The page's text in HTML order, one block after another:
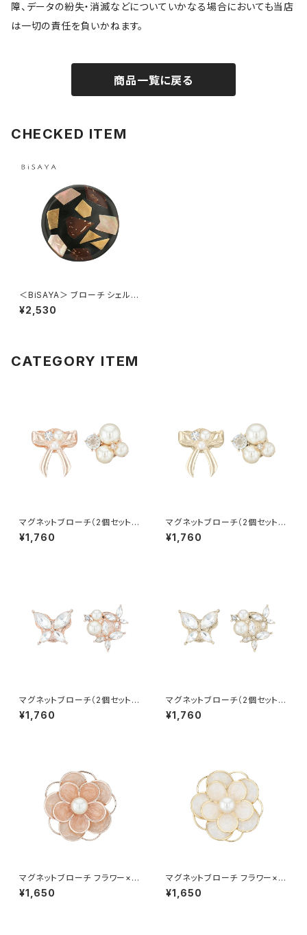
障、データの紛失・消滅などについていかなる場合においても当店
は一切の責任を負いかねます。
商品一覧に戻る
CHECKED ITEM
＜BiSAYA＞ ブローチ シェル×
丸型 BPB0003-BR（ブラウン）
¥2,530
CATEGORY ITEM
マグネットブローチ（2個セット）
リボン×パール APB0028-PG
（ピンクゴールド）
¥1,760
マグネットブローチ（2個セット）
リボン×パール APB0028-CP
（シャンパンゴールド）
¥1,760
マグネットブローチ（2個セット）
バタフライ APB0026-PG（ピン
クゴールド）
¥1,760
マグネットブローチ（2個セット）
バタフライ APB0026-CP（シャ
ンパンゴールド）
¥1,760
マグネットブローチ フラワー×パ
ール APB0030-PG（ピンクゴ
ールド）
¥1,650
マグネットブローチ フラワー×パ
ール APB0030-GD（ゴールド）
¥1,650